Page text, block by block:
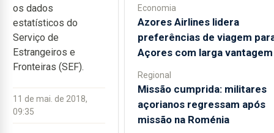
os dados
estatísticos do
Serviço de
Estrangeiros e
Fronteiras (SEF).
11 de mai. de 2018,
09:35
Economia
Azores Airlines lidera
preferências de viagem
Açores com larga vantagem
Regional
Missão cumprida: militares
açorianos regressam após
missão na Roménia